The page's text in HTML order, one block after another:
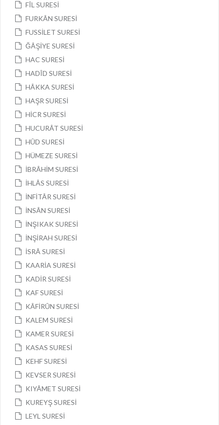
FÎL SURESİ
FURKÂN SURESİ
FUSSİLET SURESİ
ĞÂŞİYE SURESİ
HAC SURESİ
HADÎD SURESİ
HÂKKA SURESİ
HAŞR SURESİ
HİCR SURESİ
HUCURÂT SURESİ
HÛD SURESİ
HÜMEZE SURESİ
İBRÂHİM SURESİ
İHLÂS SURESİ
İNFİTÂR SURESİ
İNSÂN SURESİ
İNŞIKAK SURESİ
İNŞİRAH SURESİ
İSRÂ SURESİ
KAARİA SURESİ
KADİR SURESİ
KAF SURESİ
KÂFİRÛN SURESİ
KALEM SURESİ
KAMER SURESİ
KASAS SURESİ
KEHF SURESİ
KEVSER SURESİ
KIYÂMET SURESİ
KUREYŞ SURESİ
LEYL SURESİ